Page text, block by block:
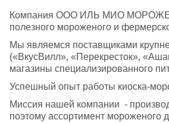
Компания ООО ИЛЬ МИО
полезного мороженого и
Мы являемся поставщиками
(«ВкусВилл», «Перекресток»,
магазины специализированного
Успешный опыт работы киоска-
Миссия нашей компании  -
поэтому ассортимент мороженого